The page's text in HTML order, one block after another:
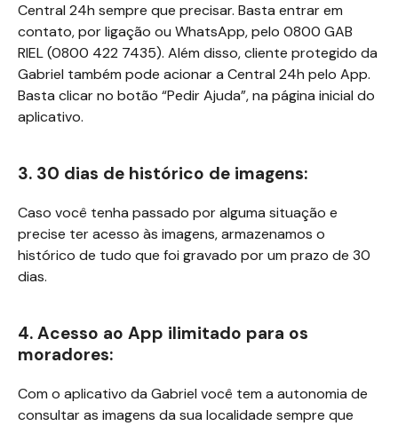
Central 24h sempre que precisar. Basta entrar em
contato, por ligação ou WhatsApp, pelo 0800 GAB
RIEL (0800 422 7435). Além disso, cliente protegido da
Gabriel também pode acionar a Central 24h pelo App.
Basta clicar no botão “Pedir Ajuda”, na página inicial do
aplicativo.
3. 30 dias de histórico de imagens:
Caso você tenha passado por alguma situação e
precise ter acesso às imagens, armazenamos o
histórico de tudo que foi gravado por um prazo de 30
dias.
4. Acesso ao App ilimitado para os
moradores:
Com o aplicativo da Gabriel você tem a autonomia de
consultar as imagens da sua localidade sempre que